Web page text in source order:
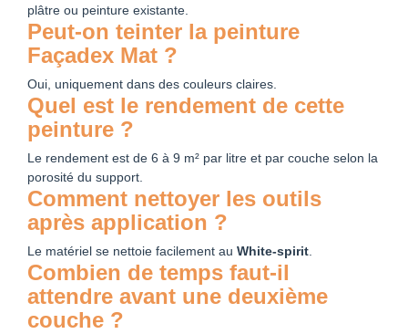
plâtre ou peinture existante.
Peut-on teinter la peinture
Façadex Mat ?
Oui, uniquement dans des couleurs claires.
Quel est le rendement de cette
peinture ?
Le rendement est de 6 à 9 m² par litre et par couche selon la
porosité du support.
Comment nettoyer les outils
après application ?
Le matériel se nettoie facilement au White-spirit.
Combien de temps faut-il
attendre avant une deuxième
couche ?